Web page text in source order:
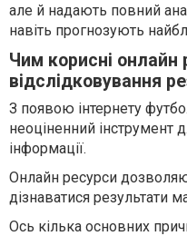
але й надають повний
навіть прогнозують
Чим корисні онлайн
відслідковування
З появою інтернету
неоціненний інструмент
інформації.
Онлайн ресурси
дізнаватися результати
Ось кілька основних